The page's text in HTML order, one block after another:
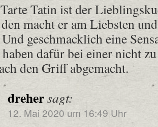
Tatin ist der
macht er am Liebsten
geschmacklich eine
dafür bei einer nicht
den Griff abgemacht.
drehersagt:
12. Mai 2020 um 16:49 Uhr